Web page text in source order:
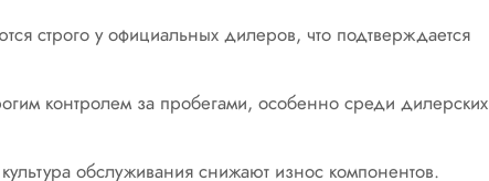
строго у официальных дилеров, что подтверждается
контролем за пробегами, особенно среди дилерских
обслуживания снижают износ компонентов.